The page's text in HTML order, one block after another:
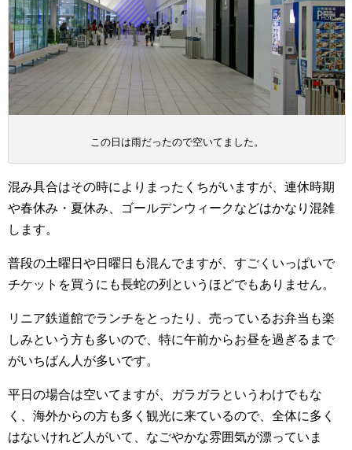
この日は雨だったので空いてました。
混み具合はその時によりまったくちがいますが、連休時期
や春休み・夏休み、ゴールデンウィークなどはかなり混雑
します。
普段の土曜日や日曜日も混んでますが、すごくいっぱいで
チケットを買うにも長蛇の列というほどでもありません。
リニア鉄道館でランチをとったり、売っているお弁当も楽
しみという方も多いので、特に午前からお昼を過ぎるまで
がいちばん人が多いです。
平日の場合は空いてますが、ガラガラというわけでもな
く、海外からの方も多く観光に来ているので、全体に多く
はないけれど人がいて、なごやかな雰囲気が漂っていま